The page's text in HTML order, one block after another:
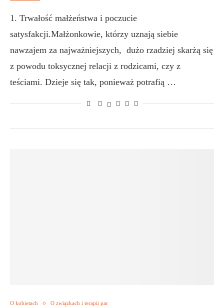
1. Trwałość małżeństwa i poczucie
satysfakcji.Małżonkowie, którzy uznają siebie
nawzajem za najważniejszych, dużo rzadziej skarżą się
z powodu toksycznej relacji z rodzicami, czy z
teściami. Dzieje się tak, ponieważ potrafią …
O kobietach O związkach i terapii par